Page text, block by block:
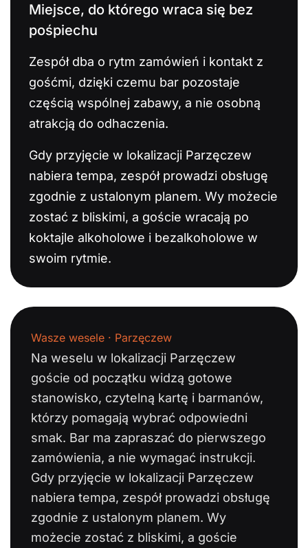
Miejsce, do którego wraca się bez
pośpiechu
Zespół dba o rytm zamówień i kontakt z
gośćmi, dzięki czemu bar pozostaje
częścią wspólnej zabawy, a nie osobną
atrakcją do odhaczenia.
Gdy przyjęcie w lokalizacji Parzęczew
nabiera tempa, zespół prowadzi obsługę
zgodnie z ustalonym planem. Wy możecie
zostać z bliskimi, a goście wracają po
koktajle alkoholowe i bezalkoholowe w
swoim rytmie.
Wasze wesele · Parzęczew
Na weselu w lokalizacji Parzęczew
goście od początku widzą gotowe
stanowisko, czytelną kartę i barmanów,
którzy pomagają wybrać odpowiedni
smak. Bar ma zapraszać do pierwszego
zamówienia, a nie wymagać instrukcji.
Gdy przyjęcie w lokalizacji Parzęczew
nabiera tempa, zespół prowadzi obsługę
zgodnie z ustalonym planem. Wy
możecie zostać z bliskimi, a goście